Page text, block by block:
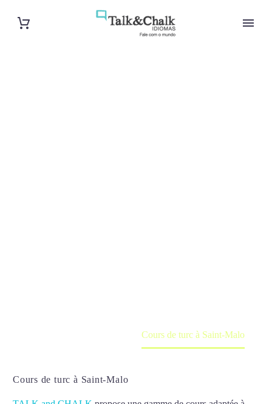
Cours de turc à Saint-Malo
Cours de turc à Saint-Malo